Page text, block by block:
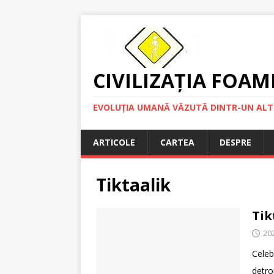
CIVILIZAȚIA
EVOLUȚIA UMANĂ VĂZUTĂ DINTR-UN
ARTICOLE CARTEA DESPRE
Tiktaalik